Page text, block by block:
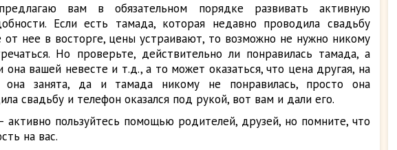
вам в обязательном порядке развивать активную
Если есть тамада, которая недавно проводила свадьбу
от нее в восторге, цены устраивают, то возможно не нужно никому
Но проверьте, действительно ли понравилась тамада, а
она вашей невесте и т.д., а то может оказаться, что цена другая, на
занята, да и тамада никому не понравилась, просто она
свадьбу и телефон оказался под рукой, вот вам и дали его.
пользуйтесь помощью родителей, друзей, но помните, что
на вас.